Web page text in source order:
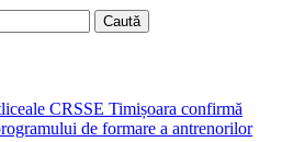
CRSSE Timișoara confirmă
de formare a antrenorilor